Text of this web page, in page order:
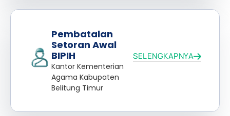
Pembatalan
Setoran Awal
BIPIH
Kantor Kementerian
Agama Kabupaten
Belitung Timur
SELENGKAPNYA